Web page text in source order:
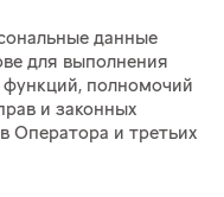
данные
для выполнения
функций, полномочий
и законных
Оператора и третьих